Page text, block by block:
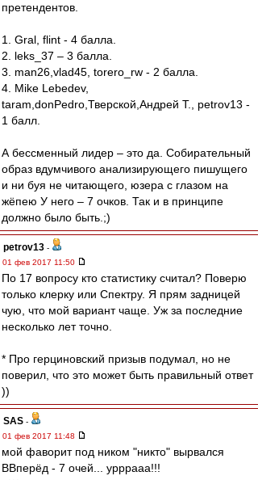
претендентов.
1. Gral, flint - 4 балла.
2. leks_37 – 3 балла.
3. man26,vlad45, torero_rw - 2 балла.
4. Mike Lebedev,
taram,donPedro,Тверской,Андрей Т., petrov13 -
1 балл.
А бессменный лидер – это да. Собирательный
образ вдумчивого анализирующего пишущего
и ни буя не читающего, юзера с глазом на
жёпею У него – 7 очков. Так и в принципе
должно было быть.;)
petrov13 -
01 фев 2017 11:50
По 17 вопросу кто статистику считал? Поверю
только клерку или Спектру. Я прям задницей
чую, что мой вариант чаще. Уж за последние
несколько лет точно.
* Про герциновский призыв подумал, но не
поверил, что это может быть правильный ответ
))
SAS -
01 фев 2017 11:48
мой фаворит под ником "никто" вырвался
ВВперёд - 7 очей... урррааа!!!